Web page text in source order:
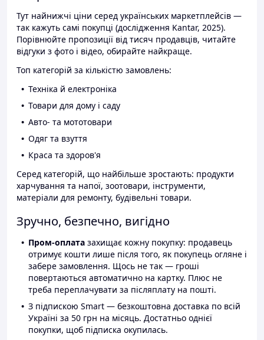
Тут найнижчі ціни серед українських маркетплейсів —
так кажуть самі покупці (дослідження Kantar, 2025).
Порівнюйте пропозиції від тисяч продавців, читайте
відгуки з фото і відео, обирайте найкраще.
Топ категорій за кількістю замовлень:
Техніка й електроніка
Товари для дому і саду
Авто- та мототовари
Одяг та взуття
Краса та здоров'я
Серед категорій, що найбільше зростають: продукти
харчування та напої, зоотовари, інструменти,
матеріали для ремонту, будівельні товари.
Зручно, безпечно, вигідно
Пром-оплата захищає кожну покупку: продавець
отримує кошти лише після того, як покупець огляне і
забере замовлення. Щось не так — гроші
повертаються автоматично на картку. Плюс не
треба переплачувати за післяплату на пошті.
З підпискою Smart — безкоштовна доставка по всій
Україні за 50 грн на місяць. Достатньо однієї
покупки, щоб підписка окупилась.